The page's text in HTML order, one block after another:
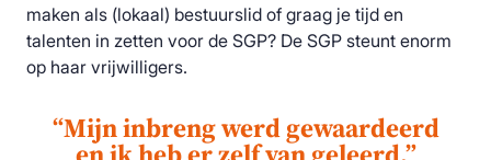
maken als (lokaal) bestuurslid of graag je tijd en
talenten in zetten voor de SGP? De SGP steunt enorm
op haar vrijwilligers.
“Mijn inbreng werd gewaardeerd